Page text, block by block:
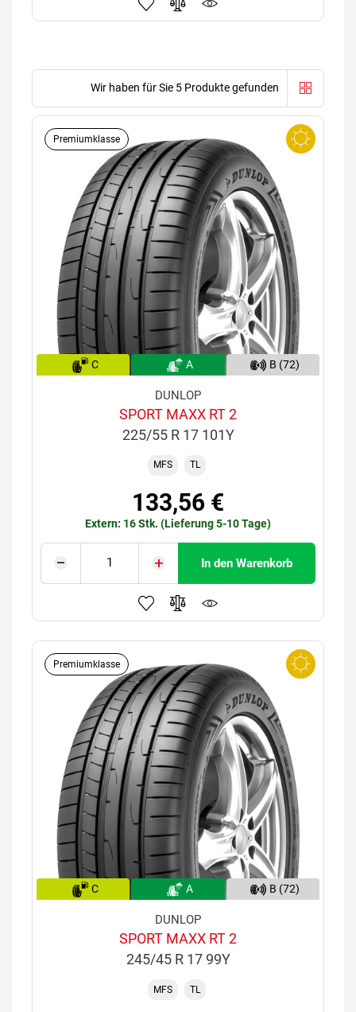
Wir haben für Sie 5 Produkte gefunden
Premiumklasse
C A B (72)
DUNLOP
SPORT MAXX RT 2
225/55 R 17 101Y
MFS TL
133,56 €
Extern: 16 Stk. (Lieferung 5-10 Tage)
In den Warenkorb
Premiumklasse
C A B (72)
DUNLOP
SPORT MAXX RT 2
245/45 R 17 99Y
MFS TL